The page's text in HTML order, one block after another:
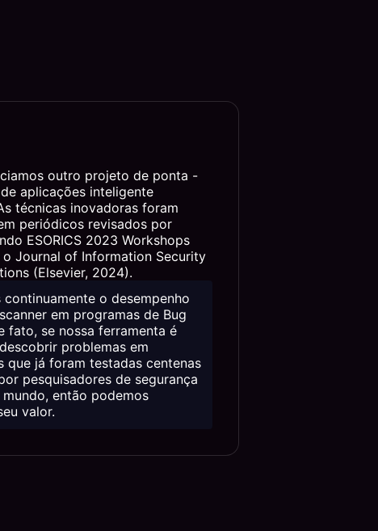
outro projeto de ponta -
aplicações inteligente
técnicas inovadoras foram
periódicos revisados por
ESORICS 2023 Workshops
o Journal of Information Security
(Elsevier, 2024).
continuamente o desempenho
em programas de Bug
fato, se nossa ferramenta é
problemas em
que já foram testadas centenas
pesquisadores de segurança
então podemos
valor.